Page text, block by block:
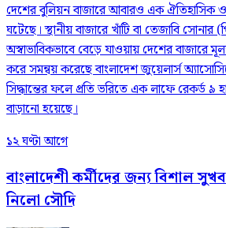
দেশের বুলিয়ন বাজারে আবারও এক ঐতিহাসিক ও
ঘটেছে। স্থানীয় বাজারে খাঁটি বা তেজাবি সোনার
অস্বাভাবিকভাবে বেড়ে যাওয়ায় দেশের বাজারে
করে সমন্বয় করেছে বাংলাদেশ জুয়েলার্স
সিদ্ধান্তের ফলে প্রতি ভরিতে এক লাফে রেকর্ড ৯
বাড়ানো হয়েছে।
১২ ঘণ্টা আগে
বাংলাদেশী কর্মীদের জন্য বিশাল
নিলো সৌদি